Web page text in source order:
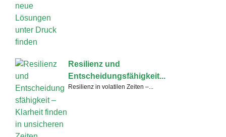
Resilienz und
Entscheidungsfähigkeit...
Resilienz in volatilen Zeiten –...